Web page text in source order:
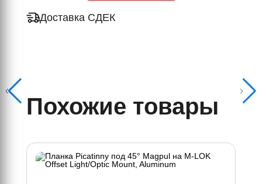
Доставка СДЕК
Похожие товары